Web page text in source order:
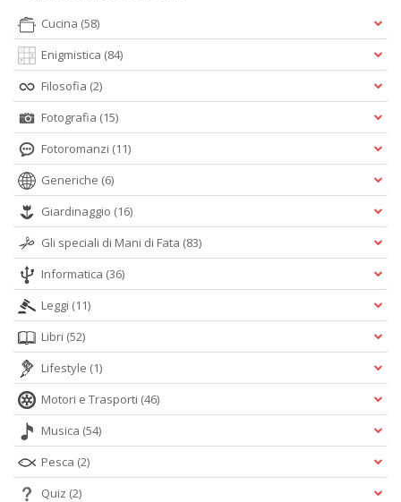
Cucina (58)
Enigmistica (84)
Filosofia (2)
Fotografia (15)
Fotoromanzi (11)
Generiche (6)
Giardinaggio (16)
Gli speciali di Mani di Fata (83)
Informatica (36)
Leggi (11)
Libri (52)
Lifestyle (1)
Motori e Trasporti (46)
Musica (54)
Pesca (2)
Quiz (2)